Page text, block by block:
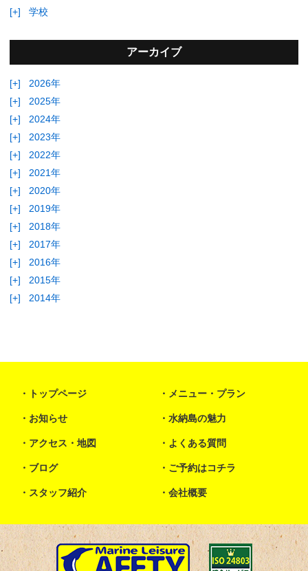
[+]
学校
アーカイブ
[+]
2026年
[+]
2025年
[+]
2024年
[+]
2023年
[+]
2022年
[+]
2021年
[+]
2020年
[+]
2019年
[+]
2018年
[+]
2017年
[+]
2016年
[+]
2015年
[+]
2014年
トップページ メニュー・プラン
お知らせ 水納島の魅力
アクセス・地図 よくある質問
ブログ ご予約はコチラ
スタッフ紹介 会社概要